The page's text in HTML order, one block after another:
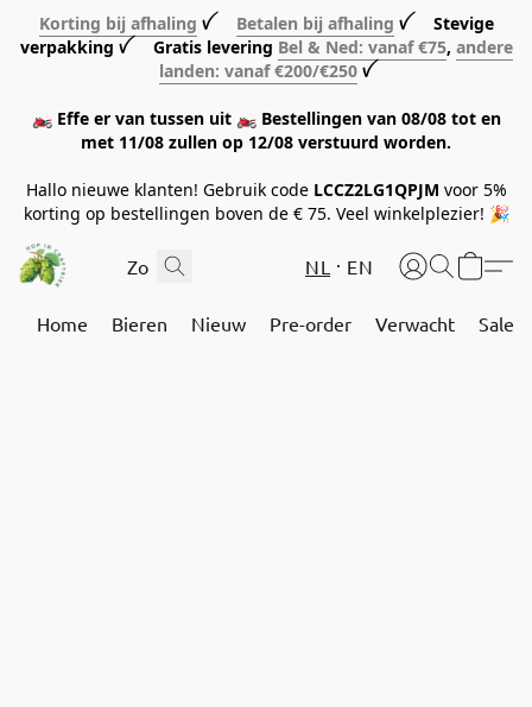
Korting bij afhaling ꪜ Betalen bij afhaling ꪜ Stevige
verpakking ꪜ Gratis levering Bel & Ned: vanaf €75, andere
landen: vanaf €200/€250 ꪜ
🏍️ Effe er van tussen uit 🏍️ Bestellingen van 08/08 tot en
met 11/08 zullen op 12/08 verstuurd worden.
Hallo nieuwe klanten! Gebruik code LCCZ2LG1QPJM voor 5%
korting op bestellingen boven de € 75. Veel winkelplezier! 🎉
NL EN
Home Bieren Nieuw Pre-order Verwacht Sale